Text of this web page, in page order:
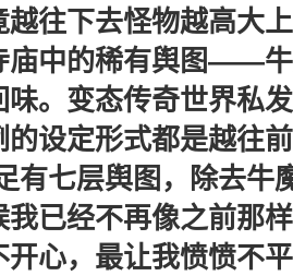
越往下去怪物越高大
庙中的稀有舆图——牛
味。变态传奇世界私
的设定形式都是越往
有七层舆图，除去牛
我已经不再像之前那
开心，最让我愤愤不